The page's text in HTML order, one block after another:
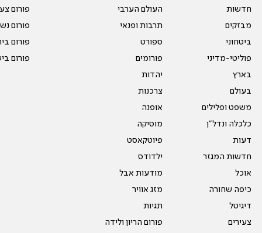
חדשות
מבזקים
ביטחוני
פוליטי-מדיני
בארץ
בעולם
משפט ופלילים
כלכלה ונדל"ן
דעות
חדשות המגזר
אוכל
כיפה שחורה
דיגיטל
צעירים
העולם הערבי
תרבות ופנאי
ספורט
פורומים
יהדות
צרכנות
אופנה
מוסיקה
פיוטקאסט
ילדודס
מודעות אבל
מזג אוויר
תגיות
פורום הריון ולידה
פורום
פורום
פורום
פורום